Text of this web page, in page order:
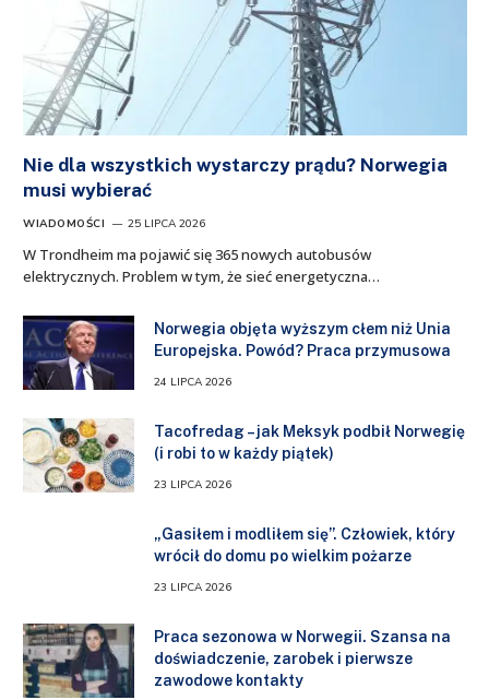
Nie dla wszystkich wystarczy prądu? Norwegia
musi wybierać
WIADOMOŚCI 25 LIPCA 2026
W Trondheim ma pojawić się 365 nowych autobusów
elektrycznych. Problem w tym, że sieć energetyczna…
Norwegia objęta wyższym cłem niż Unia
Europejska. Powód? Praca przymusowa
24 LIPCA 2026
Tacofredag – jak Meksyk podbił Norwegię
(i robi to w każdy piątek)
23 LIPCA 2026
„Gasiłem i modliłem się”. Człowiek, który
wrócił do domu po wielkim pożarze
23 LIPCA 2026
Praca sezonowa w Norwegii. Szansa na
doświadczenie, zarobek i pierwsze
zawodowe kontakty